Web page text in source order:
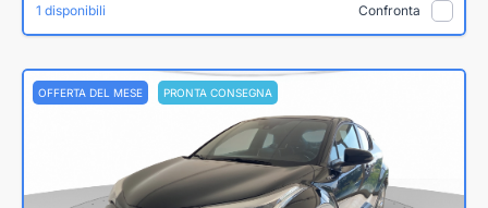
1 disponibili Confronta
OFFERTA DEL MESE PRONTA CONSEGNA